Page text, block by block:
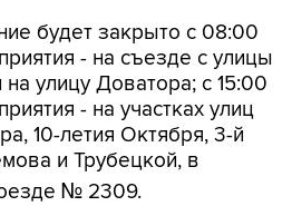
будет закрыто с 08:00
- на съезде с улицы
улицу Доватора; с 15:00
- на участках улиц
10-летия Октября, 3-й
и Трубецкой, в
№ 2309.